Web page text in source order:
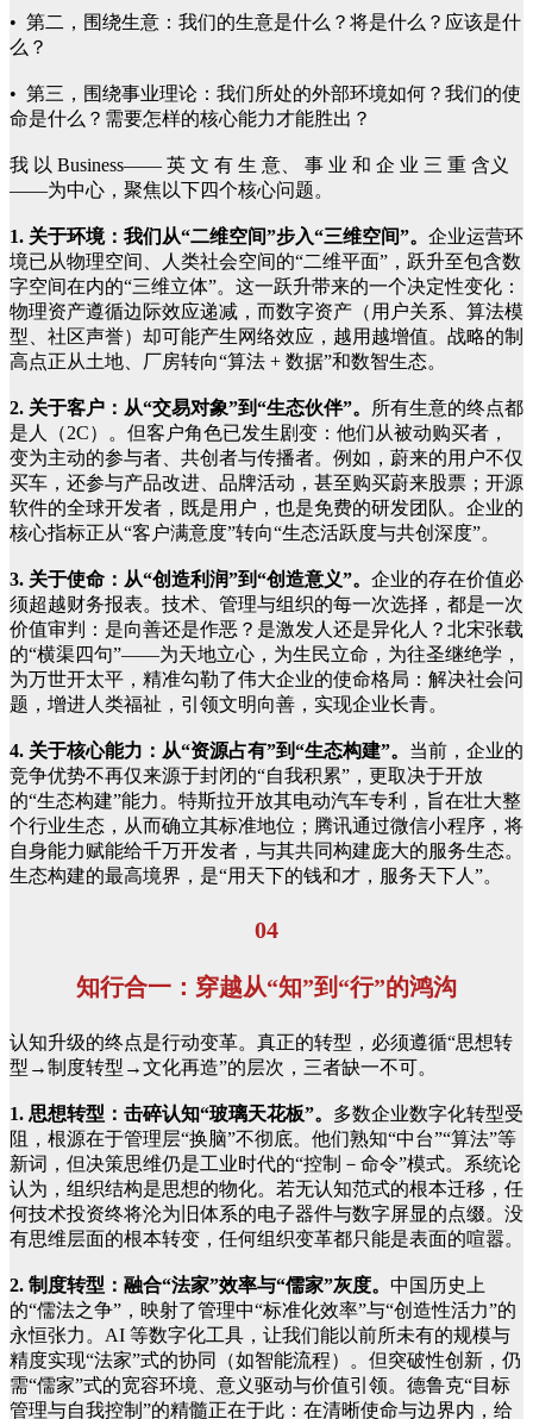
• 第二，围绕生意：我们的生意是什么？将是什么？应该是什
么？
• 第三，围绕事业理论：我们所处的外部环境如何？我们的使
命是什么？需要怎样的核心能力才能胜出？
我 以 Business—— 英 文 有 生 意、 事 业 和 企 业 三 重 含义
——为中心，聚焦以下四个核心问题。
1. 关于环境：我们从“二维空间”步入“三维空间”。 企业运营环
境已从物理空间、人类社会空间的“二维平面”，跃升至包含数
字空间在内的“三维立体”。这一跃升带来的一个决定性变化：
物理资产遵循边际效应递减，而数字资产（用户关系、算法模
型、社区声誉）却可能产生网络效应，越用越增值。战略的制
高点正从土地、厂房转向“算法 + 数据”和数智生态。
2. 关于客户：从“交易对象”到“生态伙伴”。
所有生意的终点都
是人（2C）。但客户角色已发生剧变：他们从被动购买者，
变为主动的参与者、共创者与传播者。例如，蔚来的用户不仅
买车，还参与产品改进、品牌活动，甚至购买蔚来股票；开源
软件的全球开发者，既是用户，也是免费的研发团队。企业的
核心指标正从“客户满意度”转向“生态活跃度与共创深度”。
3. 关于使命：从“创造利润”到“创造意义”。 企业的存在价值必
须超越财务报表。技术、管理与组织的每一次选择，都是一次
价值审判：是向善还是作恶？是激发人还是异化人？北宋张载
的“横渠四句”——为天地立心，为生民立命，为往圣继绝学，
为万世开太平，精准勾勒了伟大企业的使命格局：解决社会问
题，增进人类福祉，引领文明向善，实现企业长青。
4. 关于核心能力：从“资源占有”到“生态构建”。 当前，企业的
竞争优势不再仅来源于封闭的“自我积累”，更取决于开放
的“生态构建”能力。特斯拉开放其电动汽车专利，旨在壮大整
个行业生态，从而确立其标准地位；腾讯通过微信小程序，将
自身能力赋能给千万开发者，与其共同构建庞大的服务生态。
生态构建的最高境界，是“用天下的钱和才，服务天下人”。
04
知行合一：穿越从“知”到“行”的鸿沟
认知升级的终点是行动变革。真正的转型，必须遵循“思想转
型→制度转型→文化再造”的层次，三者缺一不可。
1. 思想转型：击碎认知“玻璃天花板”。 多数企业数字化转型受
阻，根源在于管理层“换脑”不彻底。他们熟知“中台”“算法”等
新词，但决策思维仍是工业时代的“控制－命令”模式。系统论
认为，组织结构是思想的物化。若无认知范式的根本迁移，任
何技术投资终将沦为旧体系的电子器件与数字屏显的点缀。没
有思维层面的根本转变，任何组织变革都只能是表面的喧嚣。
2. 制度转型：融合“法家”效率与“儒家”灰度。 中国历史上
的“儒法之争”，映射了管理中“标准化效率”与“创造性活力”的
永恒张力。AI 等数字化工具，让我们能以前所未有的规模与
精度实现“法家”式的协同（如智能流程）。但突破性创新，仍
需“儒家”式的宽容环境、意义驱动与价值引领。德鲁克“目标
管理与自我控制”的精髓正在于此：在清晰使命与边界内，给